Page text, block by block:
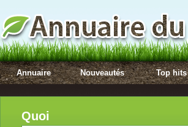
Annuaire Nouveautés Top hits
Quoi